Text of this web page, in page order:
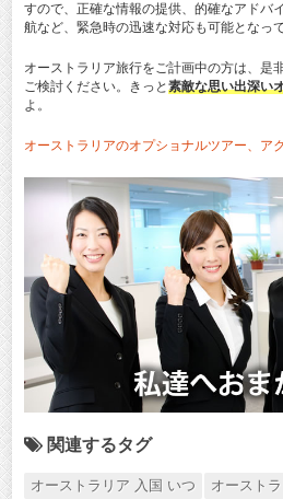
すので、正確な情報の提供、的確なアドバ
航など、緊急時の迅速な対応も可能となっ
オーストラリア旅行をご計画中の方は、是
ご検討ください。きっと 素敵な思い出深い
よ。
オーストラリアのオプショナルツアー、ア
関連するタグ
オーストラリア 入国 いつ
オースト